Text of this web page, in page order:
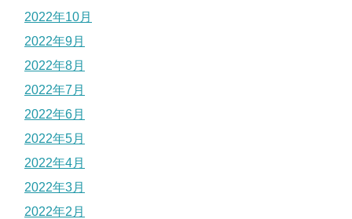
2022年10月
2022年9月
2022年8月
2022年7月
2022年6月
2022年5月
2022年4月
2022年3月
2022年2月